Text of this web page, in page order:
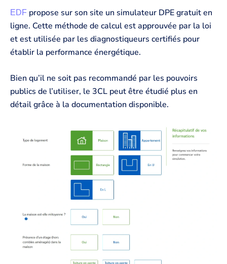
EDF propose sur son site un simulateur DPE gratuit en
ligne. Cette méthode de calcul est approuvée par la loi
et est utilisée par les diagnostiqueurs certifiés pour
établir la performance énergétique.
Bien qu’il ne soit pas recommandé par les pouvoirs
publics de l’utiliser, le 3CL peut être étudié plus en
détail grâce à la documentation disponible.